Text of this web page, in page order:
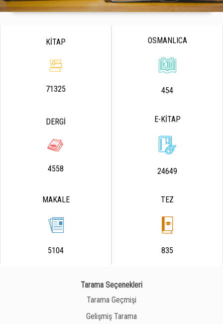
KİTAP
71325
OSMANLICA
454
DERGİ
4558
E-KİTAP
24649
MAKALE
5104
TEZ
835
Tarama Seçenekleri
Tarama Geçmişi
Gelişmiş Tarama